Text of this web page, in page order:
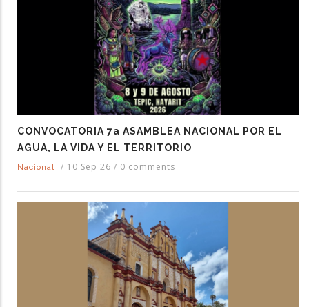
CONVOCATORIA 7a ASAMBLEA NACIONAL POR EL
AGUA, LA VIDA Y EL TERRITORIO
Nacional / 10 Sep 26 / 0 comments